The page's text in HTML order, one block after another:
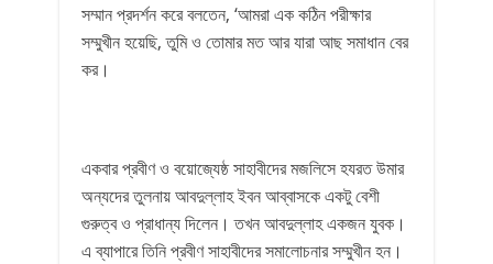
সম্মান প্রদর্শন করে বলতেন, ‘আমরা এক কঠিন পরীক্ষার
সম্মুখীন হয়েছি, তুমি ও তোমার মত আর যারা আছ সমাধান বের
কর।
একবার প্রবীণ ও বয়োজ্যেষ্ঠ সাহাবীদের মজলিসে হযরত উমার
অন্যদের তুলনায় আবদুল্লাহ ইবন আব্বাসকে একটু বেশী
গুরুত্ব ও প্রাধান্য দিলেন। তখন আবদুল্লাহ একজন যুবক।
এ ব্যাপারে তিনি প্রবীণ সাহাবীদের সমালোচনার সম্মুখীন হন।